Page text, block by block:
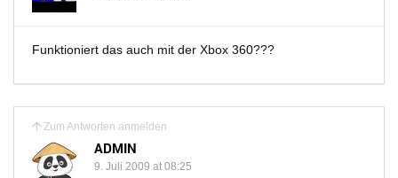
Funktioniert das auch mit der Xbox 360???
Zum Antworten anmelden
ADMIN
9. Juli 2009 at 08:25